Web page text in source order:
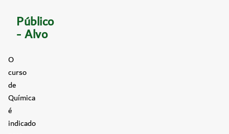
Público
- Alvo
O
curso
de
Química
é
indicado